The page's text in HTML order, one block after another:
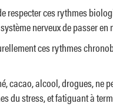
respecter ces rythmes
nerveux de passer
ces rythmes
cacao, alcool, drogues,
du stress, et fatiguant à